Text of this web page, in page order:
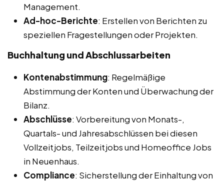
Management.
Ad-hoc-Berichte: Erstellen von Berichten zu
speziellen Fragestellungen oder Projekten.
Buchhaltung und Abschlussarbeiten
Kontenabstimmung: Regelmäßige
Abstimmung der Konten und Überwachung der
Bilanz.
Abschlüsse: Vorbereitung von Monats-,
Quartals- und Jahresabschlüssen bei diesen
Vollzeitjobs, Teilzeitjobs und Homeoffice Jobs
in Neuenhaus.
Compliance: Sicherstellung der Einhaltung von